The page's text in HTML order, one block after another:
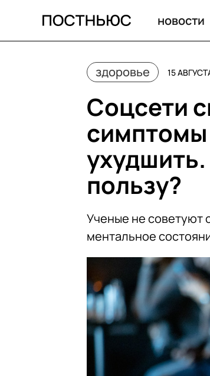
новости
здоровье 15
Соцсети
симптомы
ухудшить.
пользу?
Ученые не советуют
ментальное